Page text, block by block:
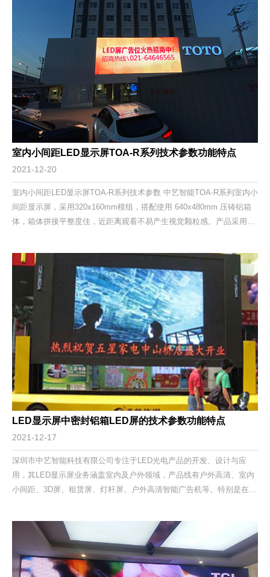
室内小间距LED显示屏TOA-R系列技术参数功能特点
2021-12-20
室内小间距LED显示屏TOA-R系列技术参数 中艺智能TOA-R系列室内小
间距显示屏，采用320x160mm模组，搭配使用 640x480mm 压铸铝箱
体，箱体拼接平整度佳，近距离观看不易产生视觉颗粒感。产品采用高
LED显示屏中密封铝箱LED屏的技术参数功能特点
2021-12-17
深圳市中艺智能科技有限公司专注于LED光电产品的开发、设计与应
用，其LED显示屏业务涵盖室内及户外领域，产品线有户外高清、室内
小间距、3D屏、租赁屏、灯杆屏、户外高清智能广告机等。特别是在户